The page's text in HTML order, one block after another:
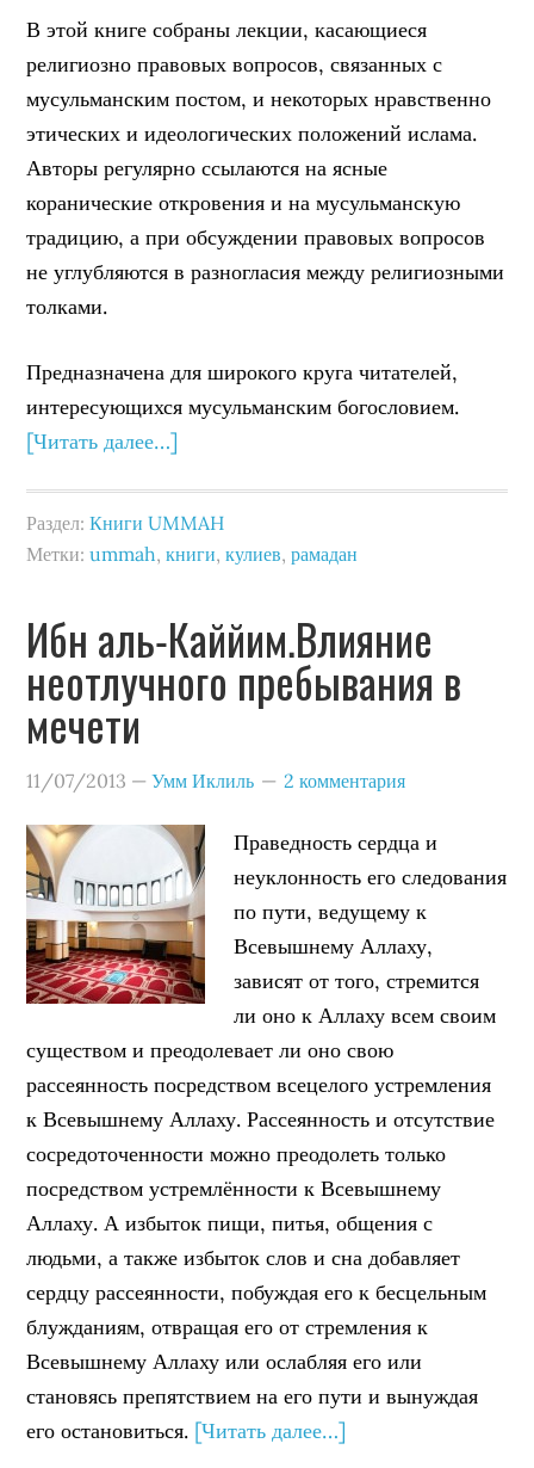
В этой книге собраны лекции, касающиеся
религиозно правовых вопросов, связанных с
мусульманским постом, и некоторых нравственно
этических и идеологических положений ислама.
Авторы регулярно ссылаются на ясные
коранические откровения и на мусульманскую
традицию, а при обсуждении правовых вопросов
не углубляются в разногласия между религиозными
толками.
Предназначена для широкого круга читателей,
интересующихся мусульманским богословием.
[Читать далее…]
Раздел:Книги UMMAH
Метки:ummah,книги,кулиев,рамадан
Ибн аль-Каййим.Влияние
неотлучного пребывания в
мечети
11/07/2013 —Умм Иклиль 2 комментария
Праведность сердца и
неуклонность его следования
по пути, ведущему к
Всевышнему Аллаху,
зависят от того, стремится
ли оно к Аллаху всем своим
существом и преодолевает ли оно свою
рассеянность посредством всецелого устремления
к Всевышнему Аллаху. Рассеянность и отсутствие
сосредоточенности можно преодолеть только
посредством устремлённости к Всевышнему
Аллаху. А избыток пищи, питья, общения с
людьми, а также избыток слов и сна добавляет
сердцу рассеянности, побуждая его к бесцельным
блужданиям, отвращая его от стремления к
Всевышнему Аллаху или ослабляя его или
становясь препятствием на его пути и вынуждая
его остановиться. [Читать далее…]